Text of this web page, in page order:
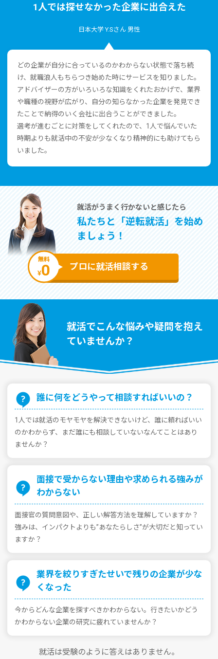
1⼈では探せなかった企業に出合えた
⽇本⼤学 Y.Sさん 男性
どの企業が⾃分に合っているのかわからない状態で落ち続
け、就職浪⼈もちらつき始めた時にサービスを知りました。
アドバイザーの⽅がいろいろな知識をくれたおかげで、業界
や職種の視野が広がり、⾃分の知らなかった企業を発⾒でき
たことで納得のいく会社に出合うことができました。
選考が進むごとに対策をしてくれたので、1⼈で悩んでいた
時期よりも就活中の不安が少なくなり精神的にも助けてもら
いました。
就活がうまく⾏かないと感じたら
私たちと「逆転就活」を始め
ましょう！
無料
¥0 プロに就活相談する
就活でこんな悩みや疑問を抱え
ていませんか？
誰に何をどうやって相談すればいいの？
1⼈では就活のモヤモヤを解決できないけど、誰に頼ればいい
のかわからず、まだ誰にも相談していないなんてことはあり
ませんか？
⾯接で受からない理由や求められる強みが
わからない
⾯接官の質問意図や、正しい解答⽅法を理解していますか？
強みは、インパクトよりも”あなたらしさ”が⼤切だと知ってい
ますか？
業界を絞りすぎたせいで残りの企業が少な
くなった
今からどんな企業を探すべきかわからない。⾏きたいかどう
かわからない企業の研究に疲れていませんか？
就活は受験のように答えはありません。